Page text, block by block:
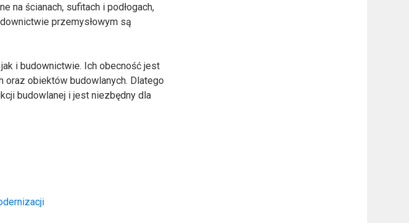
na ścianach, sufitach i podłogach,
przemysłowym są
i budownictwie. Ich obecność jest
oraz obiektów budowlanych. Dlatego
budowlanej i jest niezbędny dla